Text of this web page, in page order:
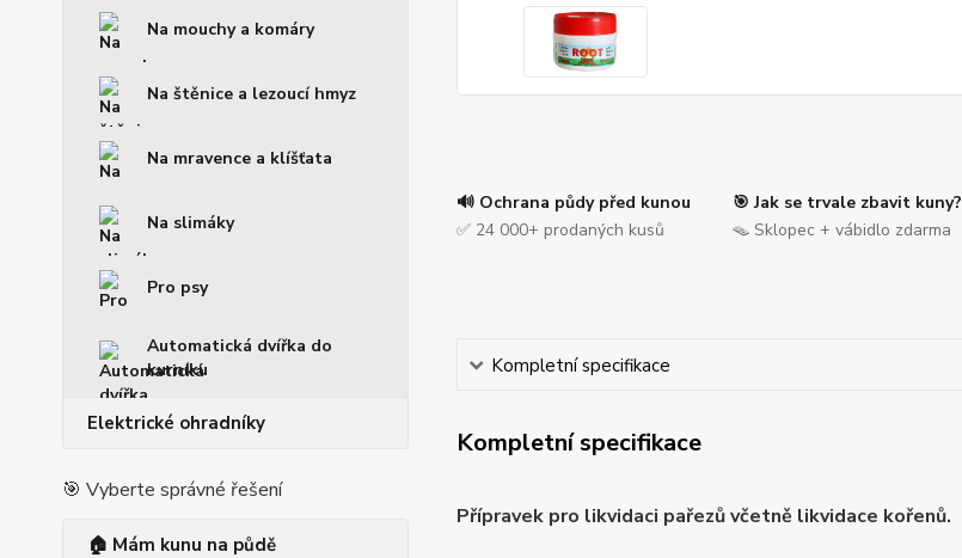
Na mouchy a komáry
Na štěnice a lezoucí hmyz
Na mravence a klíšťata
Na slimáky
Pro psy
Automatická dvířka do
kurníku
Elektrické ohradníky
🎯 Vyberte správné řešení
🏠 Mám kunu na půdě
🔊 Ochrana půdy před kunou
✅ 24 000+ prodaných kusů
🎯 Jak se trvale zbavit kuny?
🪤 Sklopec + vábidlo zdarma
Kompletní specifikace
Kompletní specifikace
Přípravek pro likvidaci pařezů včetně likvidace kořenů.